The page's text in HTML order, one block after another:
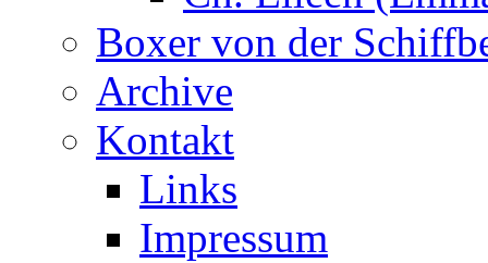
Boxer von der
Archive
Kontakt
Links
Impressum